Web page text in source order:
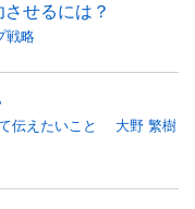
せるには？
戦略
て伝えたいこと 大野 繁樹